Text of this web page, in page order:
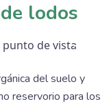
lodos
de vista
del suelo y
reservorio para los